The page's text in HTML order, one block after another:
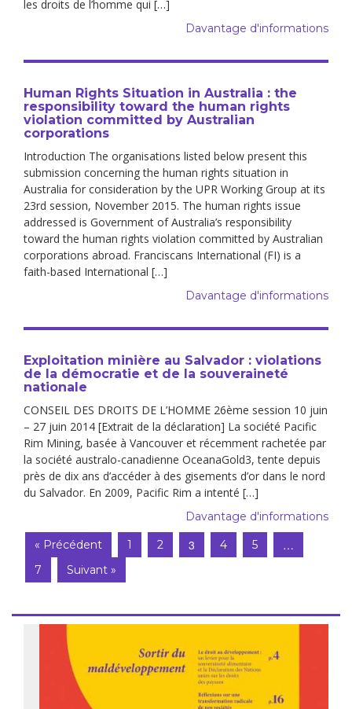
les droits de l’homme qui […]
Davantage d'informations
Human Rights Situation in Australia : the
responsibility toward the human rights
violation committed by Australian
corporations
Introduction The organisations listed below present this
submission concerning the human rights situation in
Australia for consideration by the UPR Working Group at its
23rd session, November 2015. The human rights issue
addressed is Government of Australia’s responsibility
toward the human rights violation committed by Australian
corporations abroad. Franciscans International (FI) is a
faith-based International […]
Davantage d'informations
Exploitation minière au Salvador : violations
de la démocratie et de la souveraineté
nationale
CONSEIL DES DROITS DE L’HOMME 26ème session 10 juin
– 27 juin 2014 [Extrait de la déclaration] La société Pacific
Rim Mining, basée à Vancouver et récemment rachetée par
la société australo-canadienne OceanaGold3, tente depuis
près de dix ans d’accéder à des gisements d’or dans le nord
du Salvador. En 2009, Pacific Rim a intenté […]
Davantage d'informations
« Précédent
1 2 3 4 5 …
7 Suivant »